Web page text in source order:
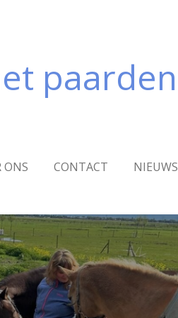
paarden
ONS CONTACT NIEUWS